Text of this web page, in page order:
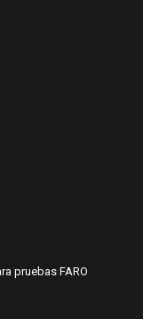
pruebas FARO